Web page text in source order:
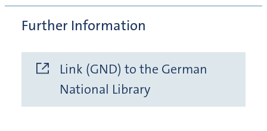
Further Information
Link (GND) to the German
National Library